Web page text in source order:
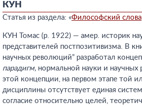
КУН
Статья из раздела: «Философский
КУН Томас (р. 1922) — амер. историк
представителей постпозитивизма. В
научных революций” разработал
парадигм, нормальной науки и научных
этой концепции, на первом этапе той
дисциплины отсутствует единая
согласие относительно целей,